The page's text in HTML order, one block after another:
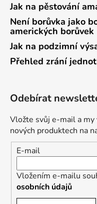
Jak na pěstování
Není borůvka jako
amerických borůvek
Jak na podzimní
Přehled zrání
Odebírat
Vložte svůj e-mail a
nových produktech na
E-mail
Vložením e-mailu
osobních údajů